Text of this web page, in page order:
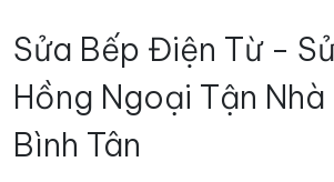
Sửa Bếp Điện Từ -
Hồng Ngoại Tận Nhà
Bình Tân